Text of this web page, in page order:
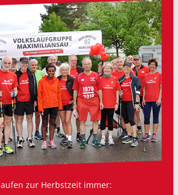
zur Herbstzeit immer: